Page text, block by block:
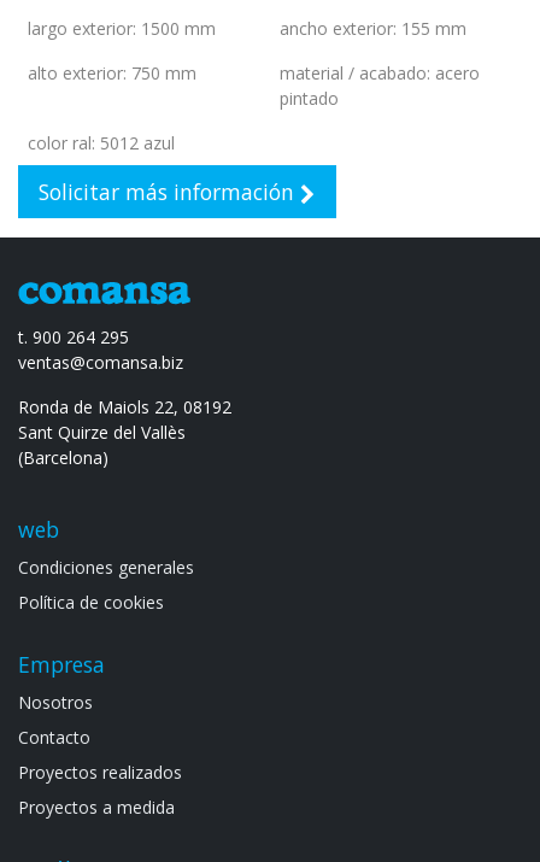
largo exterior: 1500 mm ancho exterior: 155 mm
alto exterior: 750 mm material / acabado: acero
pintado
color ral: 5012 azul
Solicitar más información
t. 900 264 295
ventas@comansa.biz
Ronda de Maiols 22, 08192
Sant Quirze del Vallès
(Barcelona)
web
Condiciones generales
Política de cookies
Empresa
Noso​tros
Contacto
Proyectos realizados
Proyectos a medida